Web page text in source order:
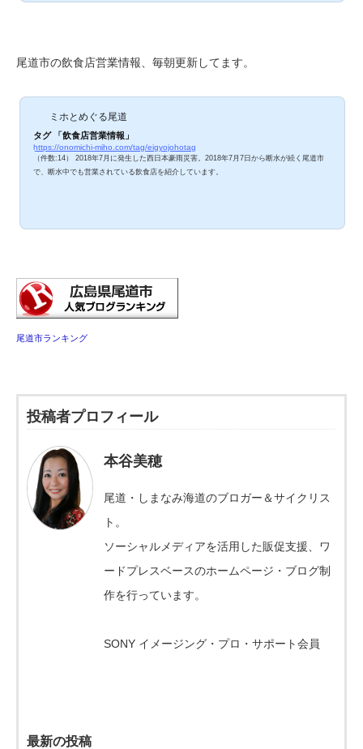
信してくださっています。とはいえ、道路状況は...
尾道市の飲食店営業情報、毎朝更新してます。
ミホとめぐる尾道
タグ 「飲食店営業情報」
https://onomichi-miho.com/tag/eigyojohotag
（件数:14） 2018年7月に発生した西日本豪雨災害。2018年7月7日から断水が続く尾道市
で、断水中でも営業されている飲食店を紹介しています。
尾道市ランキング
投稿者プロフィール
本谷美穂
尾道・しまなみ海道のブロガー＆サイクリス
ト。
ソーシャルメディアを活用した販促支援、ワ
ードプレスベースのホームページ・ブログ制
作を行っています。
SONY イメージング・プロ・サポート会員
最新の投稿